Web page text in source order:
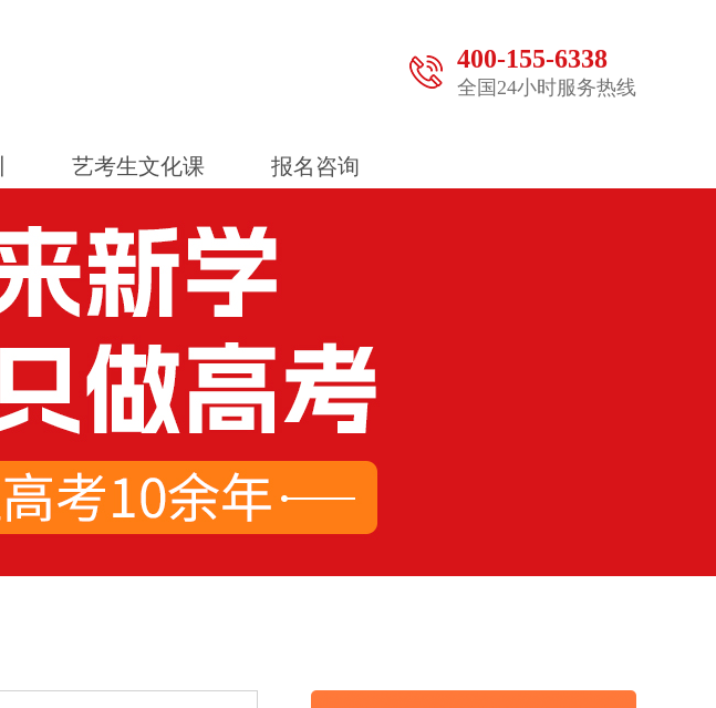
400-155-6338
全国24小时服务热线
艺考生文化课 报名咨询